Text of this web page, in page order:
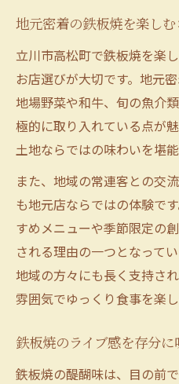
地元密着の鉄板焼を楽し
立川市高松町で鉄板焼を楽
お店選びが大切です。地元
地場野菜や和牛、旬の魚介
極的に取り入れている点が
土地ならではの味わいを堪能
また、地域の常連客との交
も地元店ならではの体験で
すめメニューや季節限定の
される理由の一つとなって
地域の方々にも長く支持さ
雰囲気でゆっくり食事を楽
鉄板焼のライブ感を存分
鉄板焼の醍醐味は、目の前